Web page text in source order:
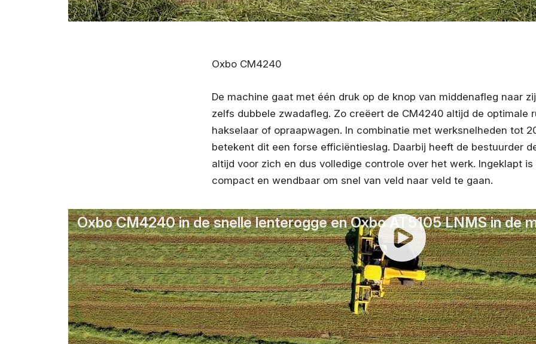
Oxbo CM4240
De machine gaat met één druk op de knop van middenafleg naar
zelfs dubbele zwadafleg. Zo creëert de CM4240 altijd de optimale
hakselaar of opraapwagen. In combinatie met werksnelheden tot
betekent dit een forse efficiëntieslag. Daarbij heeft de bestuurder
altijd voor zich en dus volledige controle over het werk. Ingeklapt is
compact en wendbaar om snel van veld naar veld te gaan.
Oxbo CM4240 in de snelle lenterogge en Oxbo AT5105 LNMS in de